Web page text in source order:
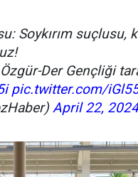
Soykırım suçlusu,
Der Gençliği
pic.twitter.com/
April 22, 2024